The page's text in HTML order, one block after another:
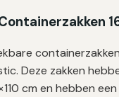
Deze zakken
cm en hebben